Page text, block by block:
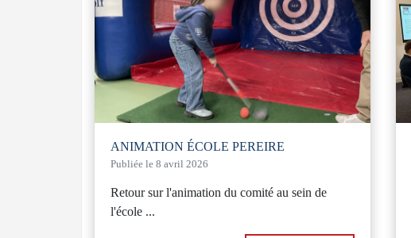
ANIMATION ÉCOLE PEREIRE
Publiée le 8 avril 2026
Retour sur l'animation du comité au sein de
l'école ...